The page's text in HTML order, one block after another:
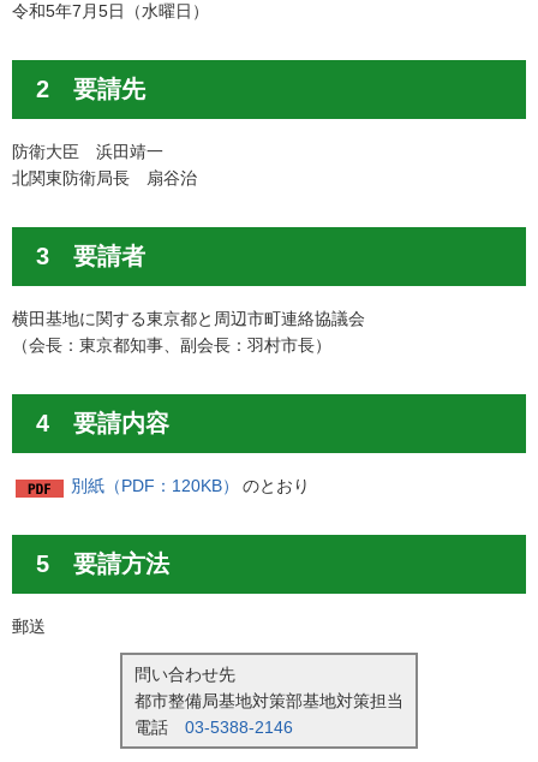
令和5年7月5日（水曜日）
2 要請先
防衛大臣 浜田靖一
北関東防衛局長 扇谷治
3 要請者
横田基地に関する東京都と周辺市町連絡協議会
（会長：東京都知事、副会長：羽村市長）
4 要請内容
別紙（PDF：120KB） のとおり
5 要請方法
郵送
問い合わせ先
都市整備局基地対策部基地対策担当
電話 03-5388-2146